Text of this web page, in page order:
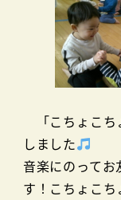
「こちょこち
しました
音楽にのって
す！こちょこ